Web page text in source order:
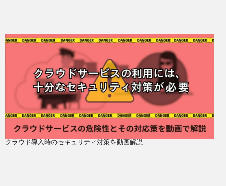
クラウド導入時のセキュリティ対策を動画解説